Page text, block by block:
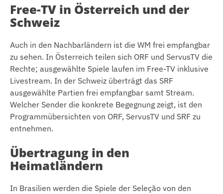
Free-TV in Österreich und der
Schweiz
Auch in den Nachbarländern ist die WM frei empfangbar
zu sehen. In Österreich teilen sich ORF und ServusTV die
Rechte; ausgewählte Spiele laufen im Free-TV inklusive
Livestream. In der Schweiz überträgt das SRF
ausgewählte Partien frei empfangbar samt Stream.
Welcher Sender die konkrete Begegnung zeigt, ist den
Programmübersichten von ORF, ServusTV und SRF zu
entnehmen.
Übertragung in den
Heimatländern
In Brasilien werden die Spiele der Seleção von den